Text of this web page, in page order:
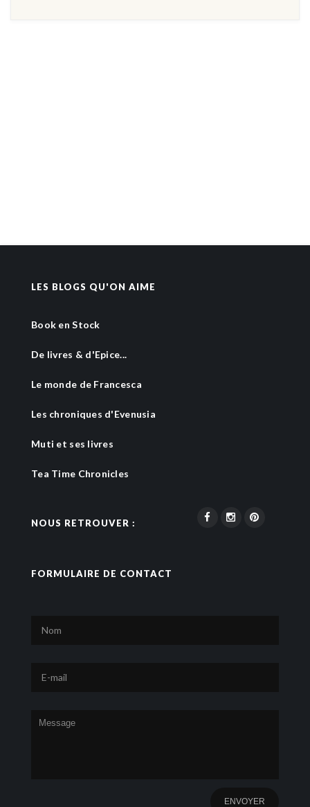
LES BLOGS QU'ON AIME
Book en Stock
De livres & d'Epice...
Le monde de Francesca
Les chroniques d'Evenusia
Muti et ses livres
Tea Time Chronicles
NOUS RETROUVER :
FORMULAIRE DE CONTACT